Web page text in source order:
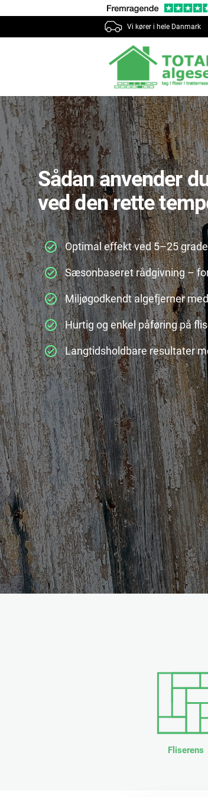
Vi kører i hele Danmark
Sådan anvender
ved den rette
Optimal effekt ved 5–25
Sæsonbaseret rådgivning –
Miljøgodkendt algefjerner
Hurtig og enkel påføring på
Langtidsholdbare resultater
Fliserens